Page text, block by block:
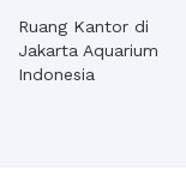
Ruang Kantor di
Jakarta Aquarium
Indonesia